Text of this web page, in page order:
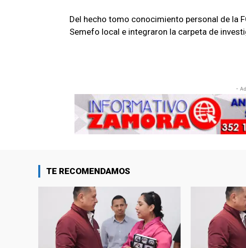
Del hecho tomo conocimiento personal de la
Semefo local e integraron la carpeta de
-
TE RECOMENDAMOS